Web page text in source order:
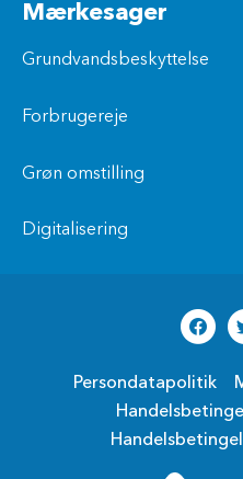
Mærkesager
Grundvandsbeskyttelse
Forbrugereje
Grøn omstilling
Digitalisering
Persondatapolitik